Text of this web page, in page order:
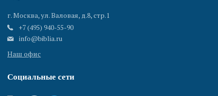
г. Москва, ул. Валовая, д.8, стр.1
+7 (495) 940-55-90
info@biblia.ru
Наш офис
Социальные сети